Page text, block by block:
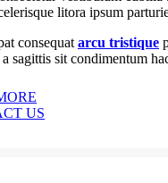
litora ipsum
consequat arcu tristique
a sagittis sit condimentum
US